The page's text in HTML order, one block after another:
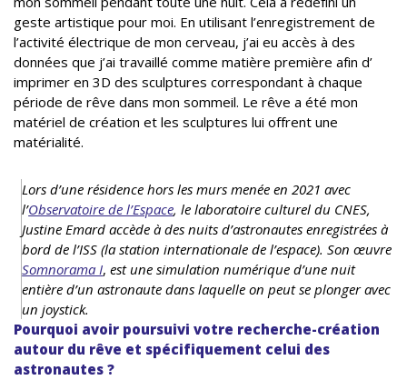
geste artistique pour moi. En utilisant l’enregistrement de
l’activité électrique de mon cerveau, j’ai eu accès à des
données que j’ai travaillé comme matière première afin d’
imprimer en 3D des sculptures correspondant à chaque
période de rêve dans mon sommeil. Le rêve a été mon
matériel de création et les sculptures lui offrent une
matérialité.
Lors d’une résidence hors les murs menée en 2021 avec
l’Observatoire de l’Espace, le laboratoire culturel du CNES,
Justine Emard accède à des nuits d’astronautes enregistrées à
bord de l’ISS (la station internationale de l’espace). Son œuvre
Somnorama I,est une simulation numérique d’une nuit
entière d’un astronaute dans laquelle on peut se plonger avec
un joystick.
Pourquoi avoir poursuivi votre recherche-création
autour du rêve et spécifiquement celui des
astronautes ?